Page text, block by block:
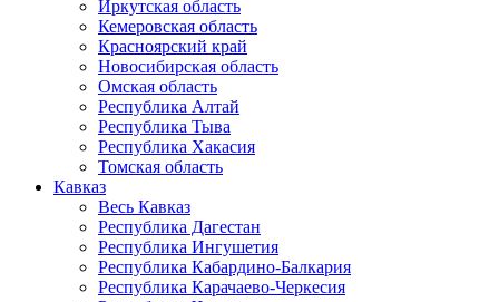
Иркутская область
Кемеровская область
Красноярский край
Новосибирская область
Омская область
Республика Алтай
Республика Тыва
Республика Хакасия
Томская область
Кавказ
Весь Кавказ
Республика Дагестан
Республика Ингушетия
Республика Кабардино-Балкария
Республика Карачаево-Черкесия